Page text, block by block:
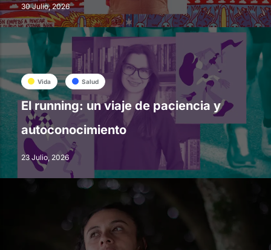
30 Julio, 2026
Vida Salud
El running: un viaje de paciencia y
autoconocimiento
23 Julio, 2026